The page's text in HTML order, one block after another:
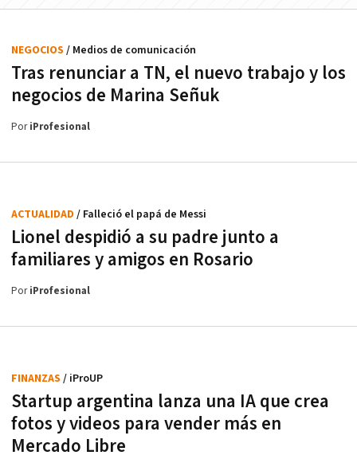
Tras renunciar a TN, el nuevo trabajo y los
negocios de Marina Señuk
NEGOCIOS / Medios de comunicación
PoriProfesional
Lionel despidió a su padre junto a
familiares y amigos en Rosario
ACTUALIDAD / Falleció el papá de Messi
PoriProfesional
Startup argentina lanza una IA que crea
fotos y videos para vender más en
Mercado Libre
FINANZAS / iProUP